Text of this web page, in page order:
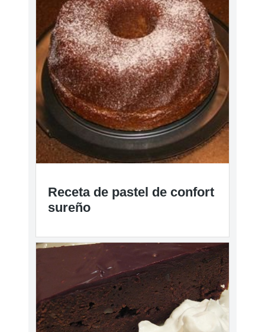
Receta de pastel de confort
sureño